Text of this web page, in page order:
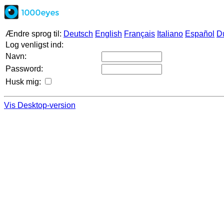
Ændre sprog til: Deutsch English Français Italiano Español
Log venligst ind:
Navn:
Password:
Husk mig:
Vis Desktop-version